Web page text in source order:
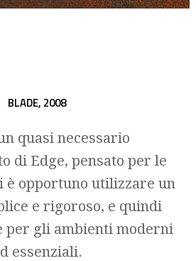
BLADE, 2008
quasi necessario
di Edge, pensato per le
è opportuno utilizzare un
e rigoroso, e quindi
per gli ambienti moderni
essenziali.